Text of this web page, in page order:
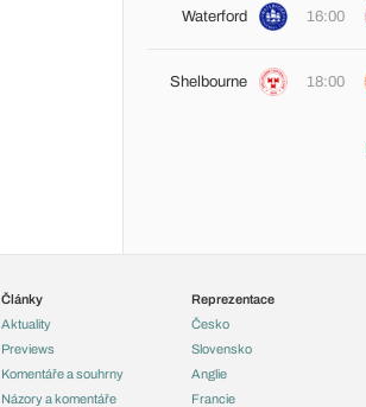
Waterford 16:00
Shelbourne 18:00
Články
Aktuality
Previews
Komentáře a souhrny
Názory a komentáře
Reprezentace
Česko
Slovensko
Anglie
Francie